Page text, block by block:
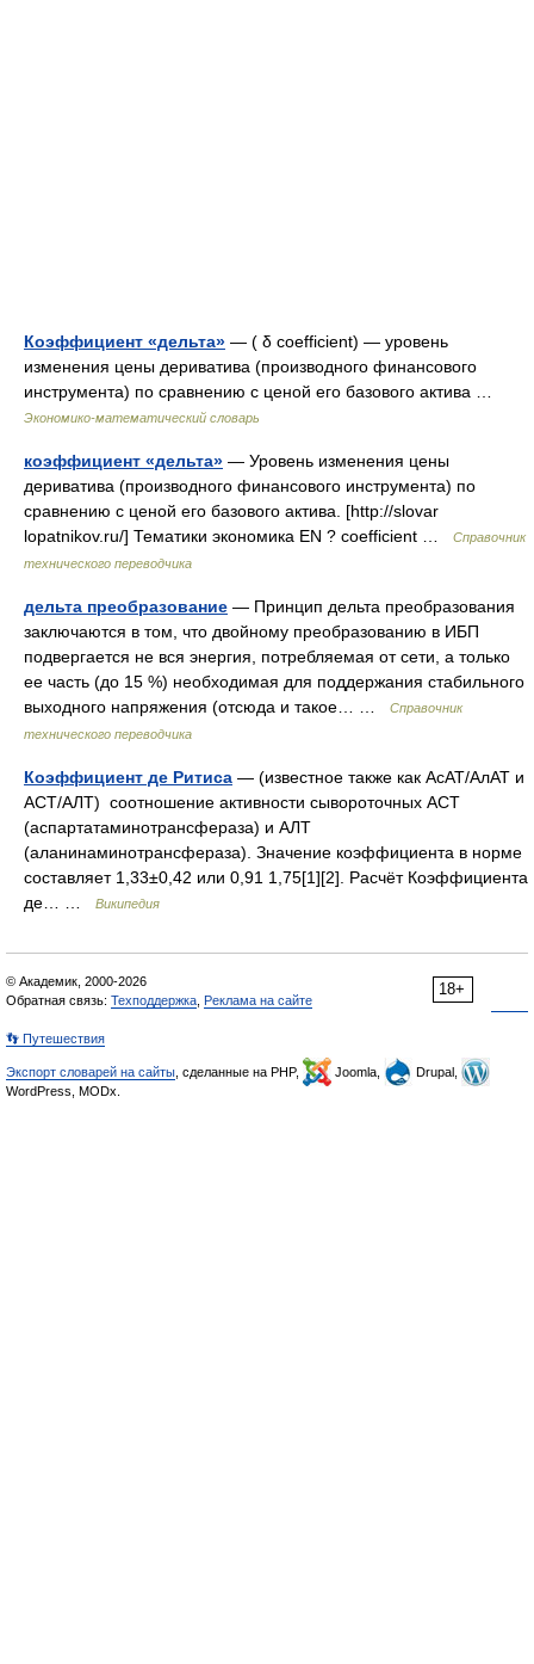
Коэффициент «дельта» — ( δ coefficiеnt) — уровень
изменения цены дериватива (производного финансового
инструмента) по сравнению с ценой его базового актива …
Экономико-математический словарь
коэффициент «дельта» — Уровень изменения цены
дериватива (производного финансового инструмента) по
сравнению с ценой его базового актива. [http://slovar
lopatnikov.ru/] Тематики экономика EN ? coefficiеnt …
Справочник
технического переводчика
дельта преобразование — Принцип дельта преобразования
заключаются в том, что двойному преобразованию в ИБП
подвергается не вся энергия, потребляемая от сети, а только
ее часть (до 15 %) необходимая для поддержания стабильного
выходного напряжения (отсюда и такое… …
Справочник
технического переводчика
Коэффициент де Ритиса — (известное также как АсАТ/АлАТ и
АСТ/АЛТ) соотношение активности сывороточных АСТ
(аспартатаминотрансфераза) и АЛТ
(аланинаминотрансфераза). Значение коэффициента в норме
составляет 1,33±0,42 или 0,91 1,75[1][2]. Расчёт Коэффициента
де… …
Википедия
18+
© Академик, 2000-2026
Обратная связь: Техподдержка Реклама на сайте
👣 Путешествия
Экспорт словарей на сайты , сделанные на PHP, Joomla,
Drupal,
WordPress, MODx.